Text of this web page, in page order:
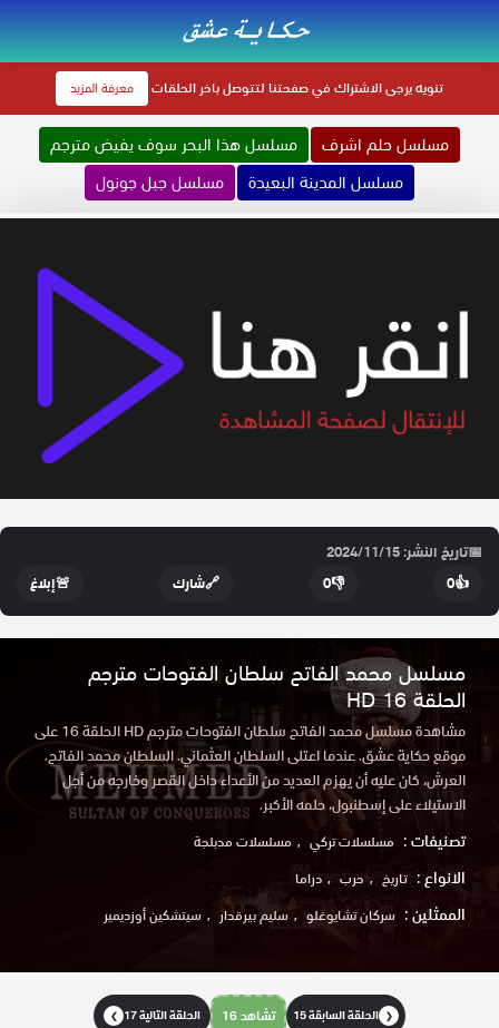
تنويهيرجى الاشتراك في صفحتنا لتتوصل باخر الحلقات معرفة المزيد
مسلسل حلم اشرف
مسلسل هذا البحر سوف يفيض مترجم
مسلسل المدينة البعيدة
مسلسل جبل جونول
📅تاريخ النشر: 2024/11/15
👍
0
👎
0
🔗شارك 🚨إبلاغ
مسلسل محمد الفاتح سلطان الفتوحات مترجم
الحلقة 16 HD
مشاهدة مسلسل محمد الفاتح سلطان الفتوحات مترجم HD الحلقة 16 على
موقع حكاية عشق. عندما اعتلى السلطان العثماني. السلطان محمد الفاتح.
العرش، كان عليه أن يهزم العديد من الأعداء داخل القصر وخارجه من أجل
الاستيلاء على إسطنبول، حلمه الأكبر.
تصنيفات : مسلسلات تركي مسلسلات مدبلجة
الانواع : تاريخ حرب دراما
الممثلين : سركان تشايوغلو سليم بيرقدار سيتشكين أوزديمير
❮ الحلقة السابقة 15 تشاهد 16 الحلقة التالية 17 ❯